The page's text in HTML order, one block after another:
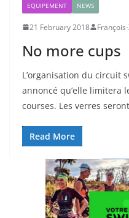
EQUIPEMENT NEWS
21 February 2018
No more cups
L’organisation du circuit
annoncé qu’elle limitera
courses. Les verres seront
Read More